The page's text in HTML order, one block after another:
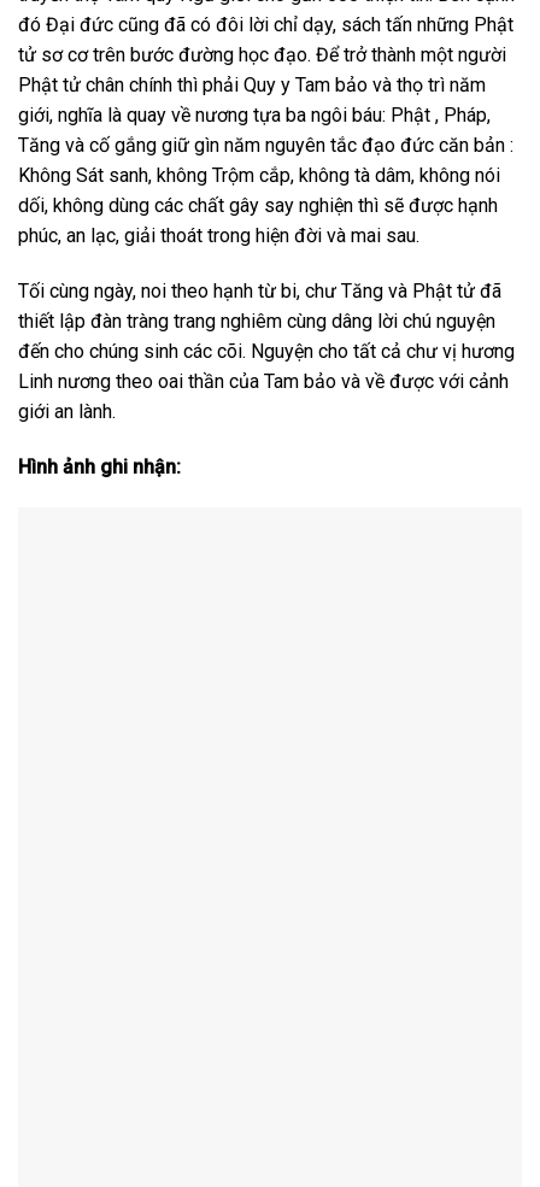
đó Đại đức cũng đã có đôi lời chỉ dạy, sách tấn những Phật
tử sơ cơ trên bước đường học đạo. Để trở thành một người
Phật tử chân chính thì phải Quy y Tam bảo và thọ trì năm
giới, nghĩa là quay về nương tựa ba ngôi báu: Phật , Pháp,
Tăng và cố gắng giữ gìn năm nguyên tắc đạo đức căn bản :
Không Sát sanh, không Trộm cắp, không tà dâm, không nói
dối, không dùng các chất gây say nghiện thì sẽ được hạnh
phúc, an lạc, giải thoát trong hiện đời và mai sau.
Tối cùng ngày, noi theo hạnh từ bi, chư Tăng và Phật tử đã
thiết lập đàn tràng trang nghiêm cùng dâng lời chú nguyện
đến cho chúng sinh các cõi. Nguyện cho tất cả chư vị hương
Linh nương theo oai thần của Tam bảo và về được với cảnh
giới an lành.
Hình ảnh ghi nhận: